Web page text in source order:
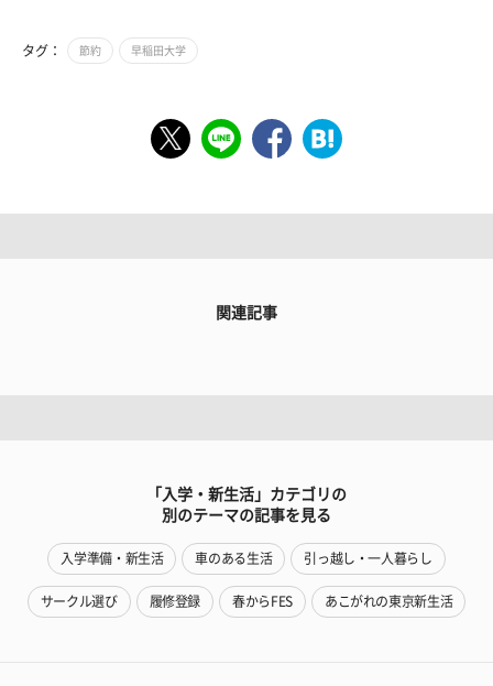
タグ： 節約 早稲田大学
関連記事
「入学・新生活」カテゴリの
別のテーマの記事を見る
入学準備・新生活 車のある生活 引っ越し・一人暮らし
サークル選び 履修登録 春からFES あこがれの東京新生活